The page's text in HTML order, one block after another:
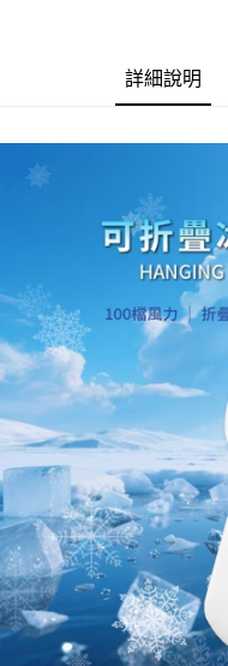
2.付款方式選擇「大哥付你分
流程，驗證手機門號後，選擇
3.實際核准額度、可分期數及
4.訂單成立30分鐘內，如未前
消。如遇「轉專審核」未通過
法說明評估內容。
【繳款方式說明】
1.分期款項不併入電信帳單，
2.透過簡訊連結打開帳單後，
帳／街口支付／iPASS
【注意事項】
1.本服務係由「台灣大哥大股
用戶於交易時，得透過本服務
買賣價金債權讓與本公司後，
2.基於同意付款使用「大哥付
資料（包含姓名、電話或地址
由本公司與您本人進行分期帳
3.完整用戶服務條款，請詳閱
１．簡單：不需註冊會員、不
２．便利：只要手機號碼，簡
３．安心：先確認商品／服務
【「AFTEE先享後付」結帳流
１．於結帳方式選擇「AFTEE
結帳頁面，進行簡訊認證並確
２．訂單成立數日內，您將收
３．收到繳費通知簡訊後14天
ATM／網路銀行／等多元方式
※ 請注意：結帳手續完成當下
購買商品的店家。未經商家同
後付繳納相關費用。
※ 交易是否成功請以「
是否繳費成功／繳費後需取消
客戶支援中心」https://
【注意事項】
１．透過由恩沛科技股份有限
易，需依本服務之必要範圍內
權轉讓予恩沛科技股份有限公司
２．關於個人資料處理事宜，
https://aftee.tw/terms/#terms3
運送方式
付款後全家取貨
每筆NT$70，滿NT$899(
付款後7-11取貨
每筆NT$70，滿NT$899(含
宅配
每筆NT$100，滿
京站台北店客服中心(1F星
請自備購物袋，若需購買紙
免運費
詳細說明